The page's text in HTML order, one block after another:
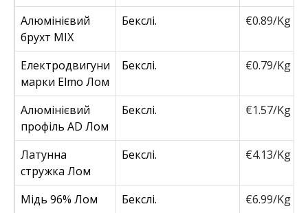
Алюмінієвий
брухт MIX
Бекслі. €0.89/Kg
Електродвигуни
марки Elmo Лом
Бекслі. €0.79/Kg
Алюмінієвий
профіль AD Лом
Бекслі. €1.57/Kg
Латунна
стружка Лом
Бекслі. €4.13/Kg
Мідь 96% Лом Бекслі. €6.99/Kg